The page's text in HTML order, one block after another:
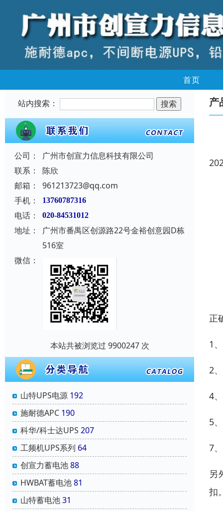
首页
站内搜索：
公司：
广州市创宣力信息科技有限公司
联系：
陈欣
邮箱：
961213723@qq.com
手机：
13760787316
电话： 020-84531012
地址：
广州市番禺区创源路22号金裕创意园D栋
516室
微信：
本站共被浏览过 9900247 次
山特UPS电源 192
施耐德APC 190
科华/科士达UPS 207
工频机UPS系列 64
创宣力蓄电池88
HWBAT蓄电池81
山特蓄电池31
产
正
1
2
4
5
7
另
扣